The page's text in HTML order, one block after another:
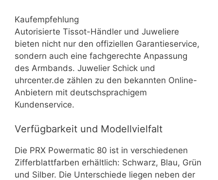
Kaufempfehlung
Autorisierte Tissot-Händler und Juweliere
bieten nicht nur den offiziellen Garantieservice,
sondern auch eine fachgerechte Anpassung
des Armbands. Juwelier Schick und
uhrcenter.de zählen zu den bekannten Online-
Anbietern mit deutschsprachigem
Kundenservice.
Verfügbarkeit und Modellvielfalt
Die PRX Powermatic 80 ist in verschiedenen
Zifferblattfarben erhältlich: Schwarz, Blau, Grün
und Silber. Die Unterschiede liegen neben der